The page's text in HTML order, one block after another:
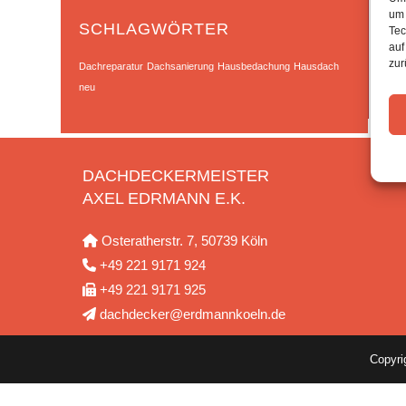
SCHLAGWÖRTER
Dachreparatur Dachsanierung Hausbedachung Hausdach
neu
DACHDECKERMEISTER
AXEL EDRMANN E.K.
Osteratherstr. 7, 50739 Köln
+49 221 9171 924
+49 221 9171 925
dachdecker@erdmannkoeln.de